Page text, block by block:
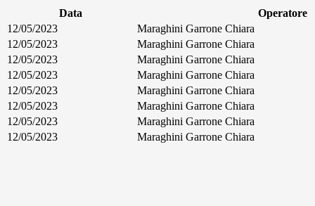
Data
Operatore
12/05/2023
Maraghini Garrone Chiara
12/05/2023
Maraghini Garrone Chiara
12/05/2023
Maraghini Garrone Chiara
12/05/2023
Maraghini Garrone Chiara
12/05/2023
Maraghini Garrone Chiara
12/05/2023
Maraghini Garrone Chiara
12/05/2023
Maraghini Garrone Chiara
12/05/2023
Maraghini Garrone Chiara